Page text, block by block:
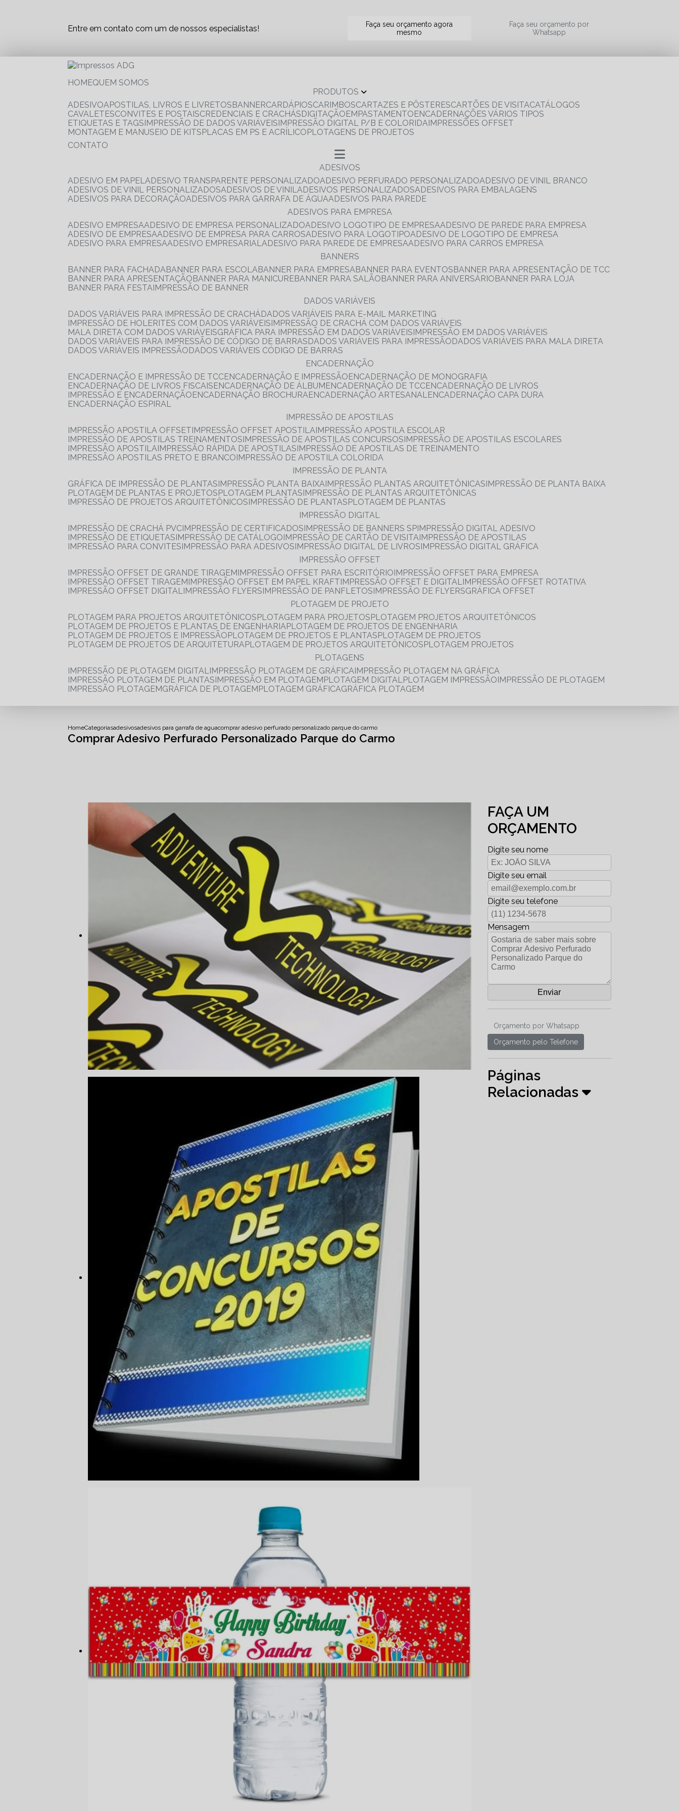
Entre em contato com um de nossos especialistas!
Faça seu orçamento agora
mesmo
Faça seu orçamento por
Whatsapp
HOME
QUEM SOMOS
PRODUTOS
ADESIVO
APOSTILAS, LIVROS E LIVRETOS BANNER CARDÁPIOS CARIMBOS CARTAZES E PÔSTERES CARTÕES DE VISITA
CATÁLOGOS
CAVALETES
CONVITES E POSTAIS CREDENCIAIS E CRACHÁS DIGITAÇÃO EMPASTAMENTO
ENCADERNAÇÕES VÁRIOS TIPOS
ETIQUETAS E TAGS IMPRESSÃO DE DADOS VARIÁVEIS IMPRESSÃO DIGITAL P/B E COLORIDA IMPRESSÕES OFFSET
MONTAGEM E MANUSEIO DE KITS
PLACAS EM PS E ACRÍLICO
PLOTAGENS DE PROJETOS
CONTATO
ADESIVOS
ADESIVO EM PAPEL
ADESIVO TRANSPARENTE PERSONALIZADO ADESIVO PERFURADO PERSONALIZADO
ADESIVO DE VINIL BRANCO
ADESIVOS DE VINIL PERSONALIZADOS
ADESIVOS DE VINIL ADESIVOS PERSONALIZADOS
ADESIVOS PARA EMBALAGENS
ADESIVOS PARA DECORAÇÃO
ADESIVOS PARA GARRAFA DE ÁGUA
ADESIVOS PARA PAREDE
ADESIVOS PARA EMPRESA
ADESIVO EMPRESA
ADESIVO DE EMPRESA PERSONALIZADO ADESIVO LOGOTIPO DE EMPRESA
ADESIVO DE PAREDE PARA EMPRESA
ADESIVO DE EMPRESA
ADESIVO DE EMPRESA PARA CARROS ADESIVO PARA LOGOTIPO
ADESIVO DE LOGOTIPO DE EMPRESA
ADESIVO PARA EMPRESA
ADESIVO EMPRESARIAL ADESIVO PARA PAREDE DE EMPRESA
ADESIVO PARA CARROS EMPRESA
BANNERS
BANNER PARA FACHADA
BANNER PARA ESCOLA BANNER PARA EMPRESA BANNER PARA EVENTOS
BANNER PARA APRESENTAÇÃO DE TCC
BANNER PARA APRESENTAÇÃO
BANNER PARA MANICURE BANNER PARA SALÃO BANNER PARA ANIVERSÁRIO
BANNER PARA LOJA
BANNER PARA FESTA IMPRESSÃO DE BANNER
DADOS VARIÁVEIS
DADOS VARIÁVEIS PARA IMPRESSÃO DE CRACHÁ
DADOS VARIÁVEIS PARA E-MAIL MARKETING
IMPRESSÃO DE HOLERITES COM DADOS VARIÁVEIS IMPRESSÃO DE CRACHÁ COM DADOS VARIÁVEIS
MALA DIRETA COM DADOS VARIÁVEIS
GRÁFICA PARA IMPRESSÃO EM DADOS VARIÁVEIS IMPRESSÃO EM DADOS VARIÁVEIS
DADOS VARIÁVEIS PARA IMPRESSÃO DE CÓDIGO DE BARRAS
DADOS VARIÁVEIS PARA IMPRESSÃO
DADOS VARIÁVEIS PARA MALA DIRETA
DADOS VARIÁVEIS IMPRESSÃO
DADOS VARIÁVEIS CÓDIGO DE BARRAS
ENCADERNAÇÃO
ENCADERNAÇÃO E IMPRESSÃO DE TCC
ENCADERNAÇÃO E IMPRESSÃO
ENCADERNAÇÃO DE MONOGRAFIA
ENCADERNAÇÃO DE LIVROS FISCAIS
ENCADERNAÇÃO DE ÁLBUM ENCADERNAÇÃO DE TCC
ENCADERNAÇÃO DE LIVROS
IMPRESSÃO E ENCADERNAÇÃO
ENCADERNAÇÃO BROCHURA ENCADERNAÇÃO ARTESANAL
ENCADERNAÇÃO CAPA DURA
ENCADERNAÇÃO ESPIRAL
IMPRESSÃO DE APOSTILAS
IMPRESSÃO APOSTILA OFFSET IMPRESSÃO OFFSET APOSTILA IMPRESSÃO APOSTILA ESCOLAR
IMPRESSÃO DE APOSTILAS TREINAMENTOS IMPRESSÃO DE APOSTILAS CONCURSOS IMPRESSÃO DE APOSTILAS ESCOLARES
IMPRESSÃO APOSTILA IMPRESSÃO RÁPIDA DE APOSTILAS IMPRESSÃO DE APOSTILAS DE TREINAMENTO
IMPRESSÃO APOSTILAS PRETO E BRANCO IMPRESSÃO DE APOSTILA COLORIDA
IMPRESSÃO DE PLANTA
GRÁFICA DE IMPRESSÃO DE PLANTAS IMPRESSÃO PLANTA BAIXA IMPRESSÃO PLANTAS ARQUITETÔNICAS IMPRESSÃO DE PLANTA BAIXA
PLOTAGEM DE PLANTAS E PROJETOS
PLOTAGEM PLANTAS IMPRESSÃO DE PLANTAS ARQUITETÔNICAS
IMPRESSÃO DE PROJETOS ARQUITETÔNICOS IMPRESSÃO DE PLANTAS
PLOTAGEM DE PLANTAS
IMPRESSÃO DIGITAL
IMPRESSÃO DE CRACHÁ PVC IMPRESSÃO DE CERTIFICADOS IMPRESSÃO DE BANNERS SP IMPRESSÃO DIGITAL ADESIVO
IMPRESSÃO DE ETIQUETAS IMPRESSÃO DE CATÁLOGO IMPRESSÃO DE CARTÃO DE VISITA IMPRESSÃO DE APOSTILAS
IMPRESSÃO PARA CONVITES IMPRESSÃO PARA ADESIVOS IMPRESSÃO DIGITAL DE LIVROS IMPRESSÃO DIGITAL GRÁFICA
IMPRESSÃO OFFSET
IMPRESSÃO OFFSET DE GRANDE TIRAGEM IMPRESSÃO OFFSET PARA ESCRITÓRIO IMPRESSÃO OFFSET PARA EMPRESA
IMPRESSÃO OFFSET TIRAGEM IMPRESSÃO OFFSET EM PAPEL KRAFT IMPRESSÃO OFFSET E DIGITAL IMPRESSÃO OFFSET ROTATIVA
IMPRESSÃO OFFSET DIGITAL IMPRESSÃO FLYERS IMPRESSÃO DE PANFLETOS IMPRESSÃO DE FLYERS
GRÁFICA OFFSET
PLOTAGEM DE PROJETO
PLOTAGEM PARA PROJETOS ARQUITETÔNICOS
PLOTAGEM PARA PROJETOS
PLOTAGEM PROJETOS ARQUITETÔNICOS
PLOTAGEM DE PROJETOS E PLANTAS DE ENGENHARIA
PLOTAGEM DE PROJETOS DE ENGENHARIA
PLOTAGEM DE PROJETOS E IMPRESSÃO
PLOTAGEM DE PROJETOS E PLANTAS
PLOTAGEM DE PROJETOS
PLOTAGEM DE PROJETOS DE ARQUITETURA
PLOTAGEM DE PROJETOS ARQUITETÔNICOS
PLOTAGEM PROJETOS
PLOTAGENS
IMPRESSÃO DE PLOTAGEM DIGITAL IMPRESSÃO PLOTAGEM DE GRÁFICA IMPRESSÃO PLOTAGEM NA GRÁFICA
IMPRESSÃO PLOTAGEM DE PLANTAS IMPRESSÃO EM PLOTAGEM PLOTAGEM DIGITAL PLOTAGEM IMPRESSÃO IMPRESSÃO DE PLOTAGEM
IMPRESSÃO PLOTAGEM
GRÁFICA DE PLOTAGEM PLOTAGEM GRÁFICA GRÁFICA PLOTAGEM
HomeCategoriasadesivosadesivos para garrafa de aguacomprar adesivo perfurado personalizado parque do carmo
Comprar Adesivo Perfurado Personalizado Parque do Carmo
FAÇA UM
ORÇAMENTO
Digite seu nome
Digite seu email
Digite seu telefone
Mensagem
Orçamento por Whatsapp
Orçamento pelo Telefone
Páginas
Relacionadas